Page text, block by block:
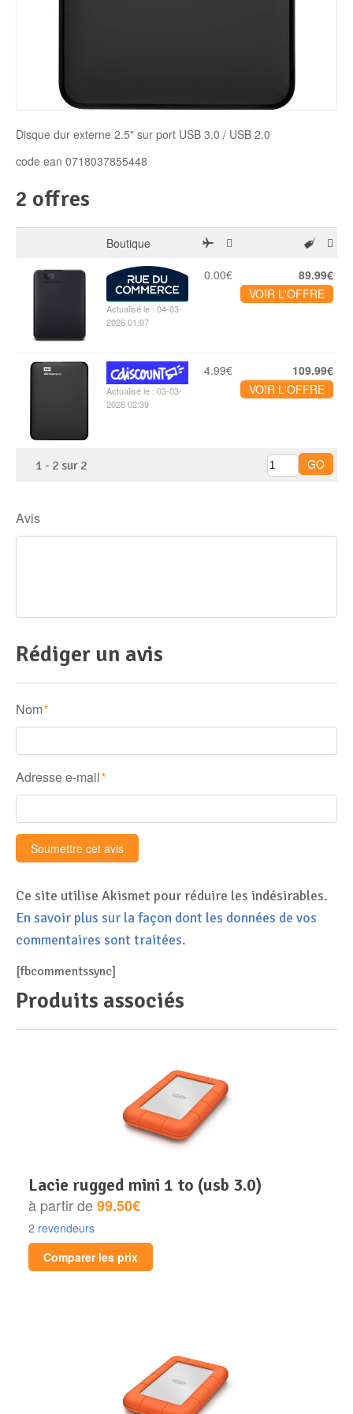
Disque dur externe 2.5" sur port USB 3.0 / USB 2.0
code ean 0718037855448
2 offres
Boutique
Actualisé le : 04-03-
2026 01:07
0.00€
89.99€
VOIR L'OFFRE
Actualisé le : 03-03-
2026 02:39
4.99€
109.99€
VOIR L'OFFRE
1 - 2 sur 2
Avis
Rédiger un avis
Nom *
Adresse e-mail *
Ce site utilise Akismet pour réduire les indésirables.
En savoir plus sur la façon dont les données de vos
commentaires sont traitées.
[fbcommentssync]
Produits associés
lacie rugged mini 1 to (usb 3.0)
à partir de99.50€
2 revendeurs
Comparer les prix